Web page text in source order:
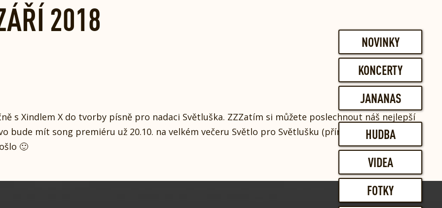
NOVINKY
KONCERTY
JANANAS
HUDBA
VIDEA
FOTKY
2018
s Xindlem X do tvorby písně pro nadaci Světluška. ZZZatím si můžete poslechnout náš nejlepší
bude mít song premiéru už 20.10. na velkém večeru Světlo pro Světlušku (přímý přenos na ČT 1,
🙂